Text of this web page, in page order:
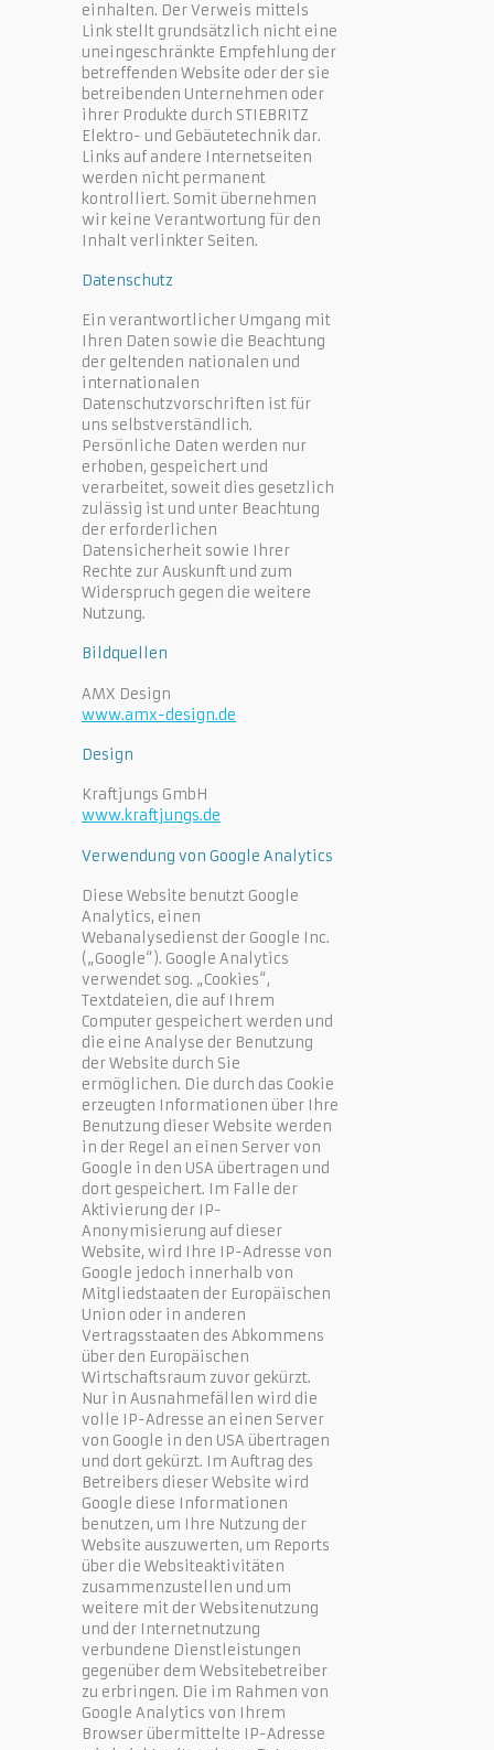
einhalten. Der Verweis mittels
Link stellt grundsätzlich nicht eine
uneingeschränkte Empfehlung der
betreffenden Website oder der sie
betreibenden Unternehmen oder
ihrer Produkte durch STIEBRITZ
Elektro- und Gebäutetechnik dar.
Links auf andere Internetseiten
werden nicht permanent
kontrolliert. Somit übernehmen
wir keine Verantwortung für den
Inhalt verlinkter Seiten.
Datenschutz
Ein verantwortlicher Umgang mit
Ihren Daten sowie die Beachtung
der geltenden nationalen und
internationalen
Datenschutzvorschriften ist für
uns selbstverständlich.
Persönliche Daten werden nur
erhoben, gespeichert und
verarbeitet, soweit dies gesetzlich
zulässig ist und unter Beachtung
der erforderlichen
Datensicherheit sowie Ihrer
Rechte zur Auskunft und zum
Widerspruch gegen die weitere
Nutzung.
Bildquellen
AMX Design
www.amx-design.de
Design
Kraftjungs GmbH
www.kraftjungs.de
Verwendung von Google Analytics
Diese Website benutzt Google
Analytics, einen
Webanalysedienst der Google Inc.
(„Google“). Google Analytics
verwendet sog. „Cookies“,
Textdateien, die auf Ihrem
Computer gespeichert werden und
die eine Analyse der Benutzung
der Website durch Sie
ermöglichen. Die durch das Cookie
erzeugten Informationen über Ihre
Benutzung dieser Website werden
in der Regel an einen Server von
Google in den USA übertragen und
dort gespeichert. Im Falle der
Aktivierung der IP-
Anonymisierung auf dieser
Website, wird Ihre IP-Adresse von
Google jedoch innerhalb von
Mitgliedstaaten der Europäischen
Union oder in anderen
Vertragsstaaten des Abkommens
über den Europäischen
Wirtschaftsraum zuvor gekürzt.
Nur in Ausnahmefällen wird die
volle IP-Adresse an einen Server
von Google in den USA übertragen
und dort gekürzt. Im Auftrag des
Betreibers dieser Website wird
Google diese Informationen
benutzen, um Ihre Nutzung der
Website auszuwerten, um Reports
über die Websiteaktivitäten
zusammenzustellen und um
weitere mit der Websitenutzung
und der Internetnutzung
verbundene Dienstleistungen
gegenüber dem Websitebetreiber
zu erbringen. Die im Rahmen von
Google Analytics von Ihrem
Browser übermittelte IP-Adresse